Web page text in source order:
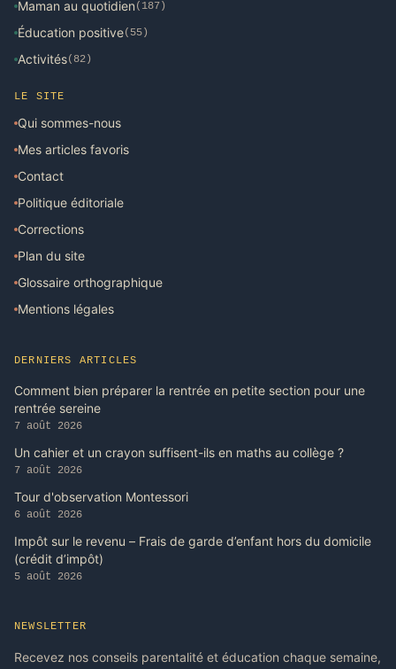
Maman au quotidien (187)
Éducation positive(55)
Activités(82)
LE SITE
Qui sommes-nous
Mes articles favoris
Contact
Politique éditoriale
Corrections
Plan du site
Glossaire orthographique
Mentions légales
DERNIERS ARTICLES
Comment bien préparer la rentrée en petite section pour une
rentrée sereine
7 août 2026
Un cahier et un crayon suffisent-ils en maths au collège ?
7 août 2026
Tour d'observation Montessori
6 août 2026
Impôt sur le revenu – Frais de garde d’enfant hors du domicile
(crédit d’impôt)
5 août 2026
NEWSLETTER
Recevez nos conseils parentalité et éducation chaque semaine,